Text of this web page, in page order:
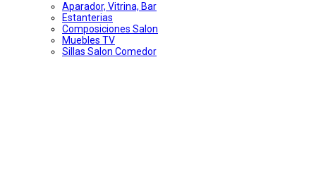
Aparador, Vitrina, Bar
Estanterias
Composiciones Salon
Muebles TV
Sillas Salon Comedor